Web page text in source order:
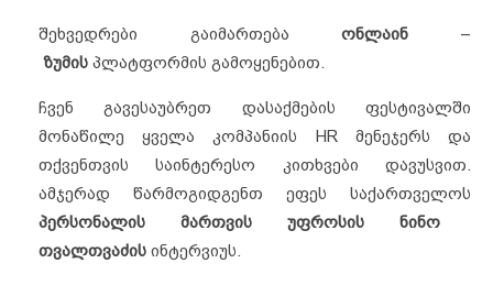
შეხვედრები გაიმართებაონლაინ –
ზუმის პლატფორმის გამოყენებით.
ჩვენ გავესაუბრეთ დასაქმების ფესტივალში
მონაწილე ყველა კომპანიის HR მენეჯერს და
თქვენთვის საინტერესო კითხვები დავუსვით.
ამჯერად წარმოგიდგენთ ეფეს საქართველოს
პერსონალის მართვის უფროსის ნინო
თვალთვაძის ინტერვიუს.